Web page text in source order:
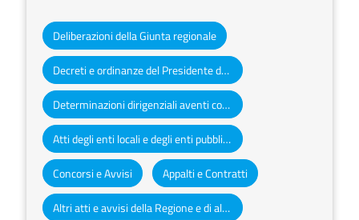
Deliberazioni della Giunta regionale
Decreti e ordinanze del Presidente della Giunta regionale
Determinazioni dirigenziali aventi contenuto di interesse generale
Atti degli enti locali e degli enti pubblici e privati
Concorsi e Avvisi Appalti e Contratti
Altri atti e avvisi della Regione e di altri enti pubblici che interessano la collettività regionale